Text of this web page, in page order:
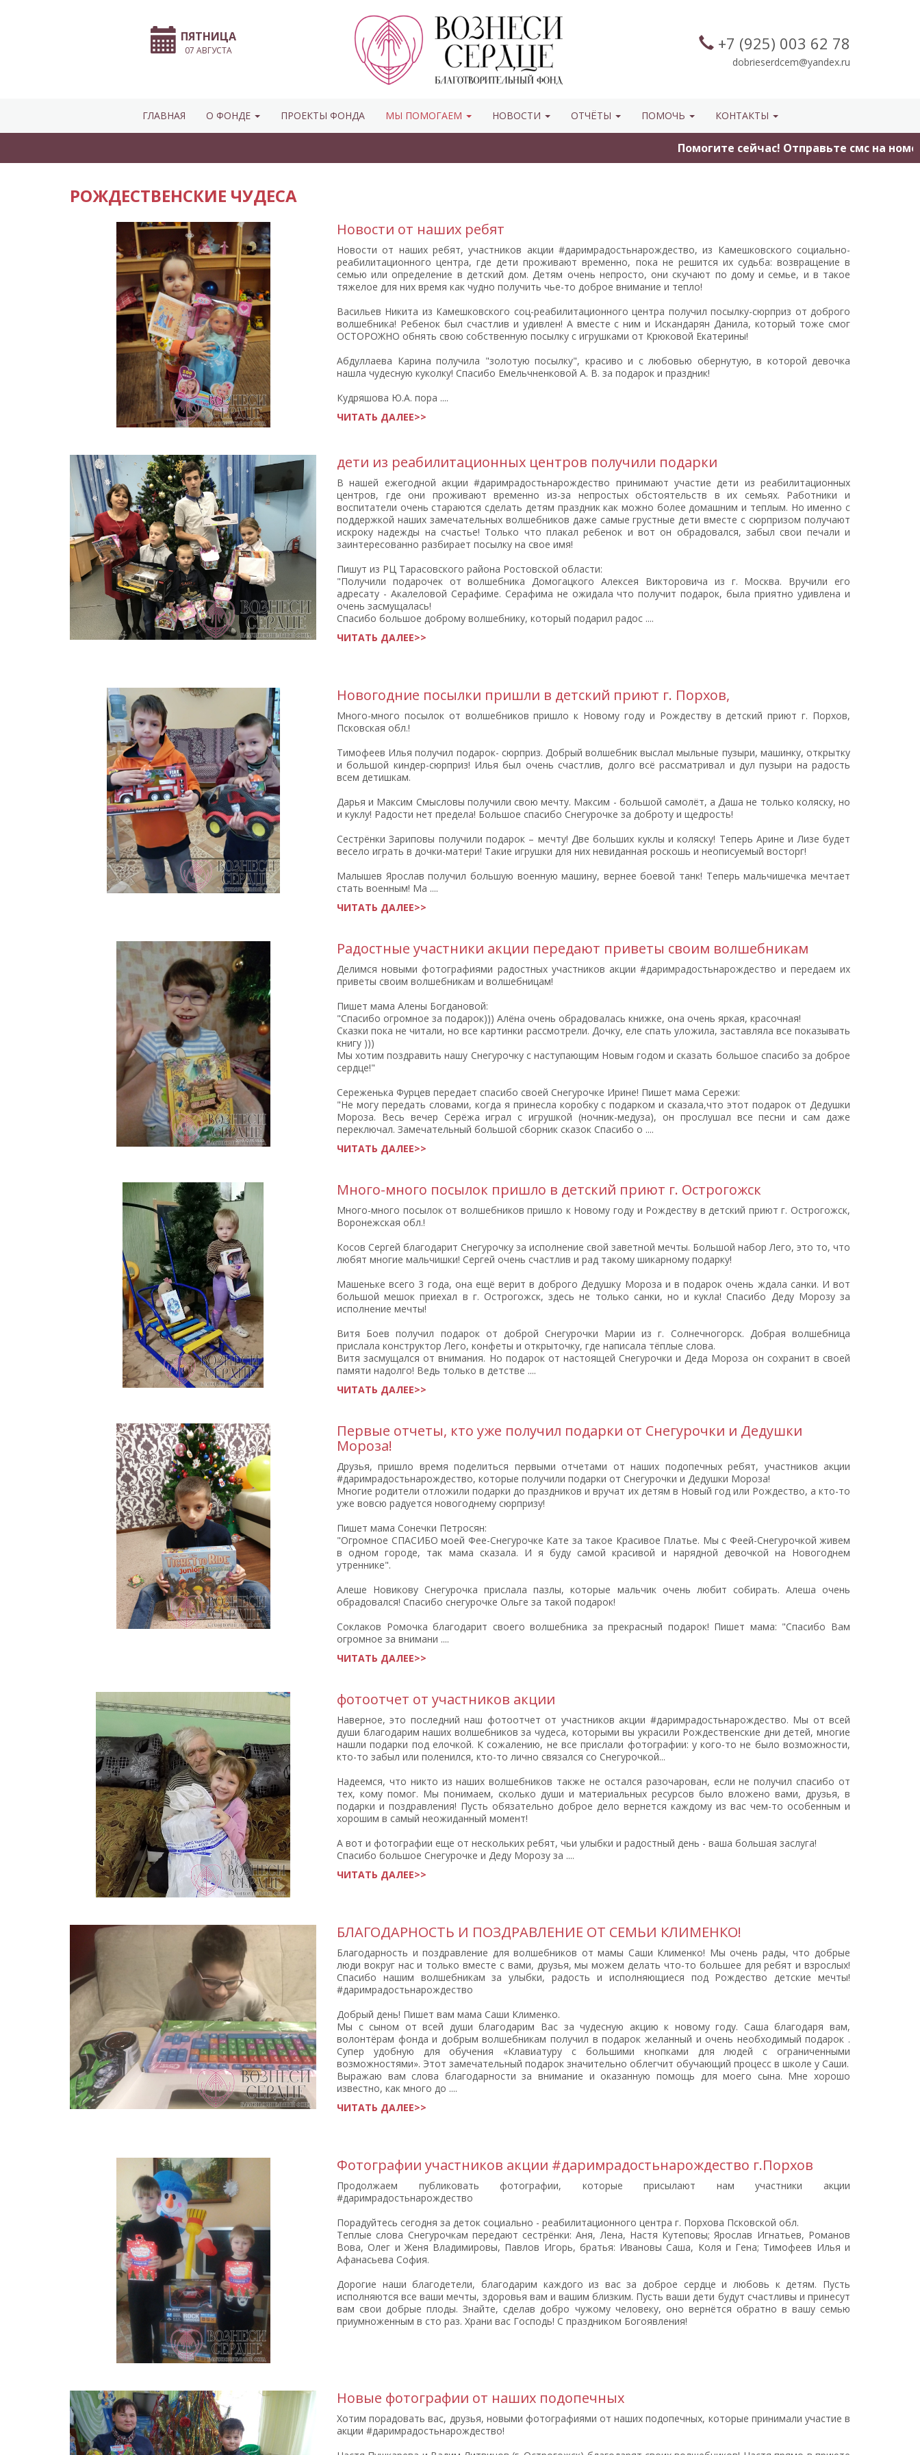
ПЯТНИЦА
07 АВГУСТА +7 (925) 003 62 78
dobrieserdcem@yandex.ru
ГЛАВНАЯ О ФОНДЕ ПРОЕКТЫ ФОНДА МЫ ПОМОГАЕМ НОВОСТИ ОТЧЁТЫ ПОМОЧЬ КОНТАКТЫ
Помогите сейчас! Отправьте смс на номер
РОЖДЕСТВЕНСКИЕ ЧУДЕСА
Новости от наших ребят
Новости от наших ребят, участников акции #даримрадостьнарождество, из Камешковского социально-
реабилитационного центра, где дети проживают временно, пока не решится их судьба: возвращение в
семью или определение в детский дом. Детям очень непросто, они скучают по дому и семье, и в такое
тяжелое для них время как чудно получить чье-то доброе внимание и тепло!
Васильев Никита из Камешковского соц-реабилитационного центра получил посылку-сюрприз от доброго
волшебника! Ребенок был счастлив и удивлен! А вместе с ним и Искандарян Данила, который тоже смог
ОСТОРОЖНО обнять свою собственную посылку с игрушками от Крюковой Екатерины!
Абдуллаева Карина получила "золотую посылку", красиво и с любовью обернутую, в которой девочка
нашла чудесную куколку! Спасибо Емельчненковой А. В. за подарок и праздник!
Кудряшова Ю.А. пора ....
ЧИТАТЬ ДАЛЕЕ>>
дети из реабилитационных центров получили подарки
В нашей ежегодной акции #даримрадостьнарождество принимают участие дети из реабилитационных
центров, где они проживают временно из-за непростых обстоятельств в их семьях. Работники и
воспитатели очень стараются сделать детям праздник как можно более домашним и теплым. Но именно с
поддержкой наших замечательных волшебников даже самые грустные дети вместе с сюрпризом получают
искроку надежды на счастье! Только что плакал ребенок и вот он обрадовался, забыл свои печали и
заинтересованно разбирает посылку на свое имя!
Пишут из РЦ Тарасовского района Ростовской области:
"Получили подарочек от волшебника Домогацкого Алексея Викторовича из г. Москва. Вручили его
адресату - Акалеловой Серафиме. Серафима не ожидала что получит подарок, была приятно удивлена и
очень засмущалась!
Спасибо большое доброму волшебнику, который подарил радос ....
ЧИТАТЬ ДАЛЕЕ>>
Новогодние посылки пришли в детский приют г. Порхов,
Много-много посылок от волшебников пришло к Новому году и Рождеству в детский приют г. Порхов,
Псковская обл.!
Тимофеев Илья получил подарок- сюрприз. Добрый волшебник выслал мыльные пузыри, машинку, открытку
и большой киндер-сюрприз! Илья был очень счастлив, долго всё рассматривал и дул пузыри на радость
всем детишкам.
Дарья и Максим Смысловы получили свою мечту. Максим - большой самолёт, а Даша не только коляску, но
и куклу! Радости нет предела! Большое спасибо Снегурочке за доброту и щедрость!
Сестрёнки Зариповы получили подарок – мечту! Две больших куклы и коляску! Теперь Арине и Лизе будет
весело играть в дочки-матери! Такие игрушки для них невиданная роскошь и неописуемый восторг!
Малышев Ярослав получил большую военную машину, вернее боевой танк! Теперь мальчишечка мечтает
стать военным! Ма ....
ЧИТАТЬ ДАЛЕЕ>>
Радостные участники акции передают приветы своим волшебникам
Делимся новыми фотографиями радостных участников акции #даримрадостьнарождество и передаем их
приветы своим волшебникам и волшебницам!
Пишет мама Алены Богдановой:
"Спасибо огромное за подарок))) Алёна очень обрадовалась книжке, она очень яркая, красочная!
Сказки пока не читали, но все картинки рассмотрели. Дочку, еле спать уложила, заставляла все показывать
книгу )))
Мы хотим поздравить нашу Снегурочку с наступающим Новым годом и сказать большое спасибо за доброе
сердце!"
Сереженька Фурцев передает спасибо своей Снегурочке Ирине! Пишет мама Сережи:
"Не могу передать словами, когда я принесла коробку с подарком и сказала,что этот подарок от Дедушки
Мороза. Весь вечер Серёжа играл с игрушкой (ночник-медуза), он прослушал все песни и сам даже
переключал. Замечательный большой сборник сказок Спасибо о ....
ЧИТАТЬ ДАЛЕЕ>>
Много-много посылок пришло в детский приют г. Острогожск
Много-много посылок от волшебников пришло к Новому году и Рождеству в детский приют г. Острогожск,
Воронежская обл.!
Косов Сергей благодарит Снегурочку за исполнение свой заветной мечты. Большой набор Лего, это то, что
любят многие мальчишки! Сергей очень счастлив и рад такому шикарному подарку!
Машеньке всего 3 года, она ещё верит в доброго Дедушку Мороза и в подарок очень ждала санки. И вот
большой мешок приехал в г. Острогожск, здесь не только санки, но и кукла! Спасибо Деду Морозу за
исполнение мечты!
Витя Боев получил подарок от доброй Снегурочки Марии из г. Солнечногорск. Добрая волшебница
прислала конструктор Лего, конфеты и открыточку, где написала тёплые слова.
Витя засмущался от внимания. Но подарок от настоящей Снегурочки и Деда Мороза он сохранит в своей
памяти надолго! Ведь только в детстве ....
ЧИТАТЬ ДАЛЕЕ>>
Первые отчеты, кто уже получил подарки от Снегурочки и Дедушки
Мороза!
Друзья, пришло время поделиться первыми отчетами от наших подопечных ребят, участников акции
#даримрадостьнарождество, которые получили подарки от Снегурочки и Дедушки Мороза!
Многие родители отложили подарки до праздников и вручат их детям в Новый год или Рождество, а кто-то
уже вовсю радуется новогоднему сюрпризу!
Пишет мама Сонечки Петросян:
"Огромное СПАСИБО моей Фее-Снегурочке Кате за такое Красивое Платье. Мы с Феей-Снегурочкой живем
в одном городе, так мама сказала. И я буду самой красивой и нарядной девочкой на Новогоднем
утреннике".
Алеше Новикову Снегурочка прислала пазлы, которые мальчик очень любит собирать. Алеша очень
обрадовался! Спасибо снегурочке Ольге за такой подарок!
Соклаков Ромочка благодарит своего волшебника за прекрасный подарок! Пишет мама: "Спасибо Вам
огромное за внимани ....
ЧИТАТЬ ДАЛЕЕ>>
фотоотчет от участников акции
Наверное, это последний наш фотоотчет от участников акции #даримрадостьнарождество. Мы от всей
души благодарим наших волшебников за чудеса, которыми вы украсили Рождественские дни детей, многие
нашли подарки под елочкой. К сожалению, не все прислали фотографии: у кого-то не было возможности,
кто-то забыл или поленился, кто-то лично связался со Снегурочкой...
Надеемся, что никто из наших волшебников также не остался разочарован, если не получил спасибо от
тех, кому помог. Мы понимаем, сколько души и материальных ресурсов было вложено вами, друзья, в
подарки и поздравления! Пусть обязательно доброе дело вернется каждому из вас чем-то особенным и
хорошим в самый неожиданный момент!
А вот и фотографии еще от нескольких ребят, чьи улыбки и радостный день - ваша большая заслуга!
Спасибо большое Снегурочке и Деду Морозу за ....
ЧИТАТЬ ДАЛЕЕ>>
БЛАГОДАРНОСТЬ И ПОЗДРАВЛЕНИЕ ОТ СЕМЬИ КЛИМЕНКО!
Благодарность и поздравление для волшебников от мамы Саши Клименко! Мы очень рады, что добрые
люди вокруг нас и только вместе с вами, друзья, мы можем делать что-то большее для ребят и взрослых!
Спасибо нашим волшебникам за улыбки, радость и исполняющиеся под Рождество детские мечты!
#даримрадостьнарождество
Добрый день! Пишет вам мама Саши Клименко.
Мы с сыном от всей души благодарим Вас за чудесную акцию к новому году. Саша благодаря вам,
волонтёрам фонда и добрым волшебникам получил в подарок желанный и очень необходимый подарок .
Супер удобную для обучения «Клавиатуру с большими кнопками для людей с ограниченными
возможностями». Этот замечательный подарок значительно облегчит обучающий процесс в школе у Саши.
Выражаю вам слова благодарности за внимание и оказанную помощь для моего сына. Мне хорошо
известно, как много до ....
ЧИТАТЬ ДАЛЕЕ>>
Фотографии участников акции #даримрадостьнарождество г.Порхов
Продолжаем публиковать фотографии, которые присылают нам участники акции
#даримрадостьнарождество
Порадуйтесь сегодня за деток социально - реабилитационного центра г. Порхова Псковской обл.
Теплые слова Снегурочкам передают сестрёнки: Аня, Лена, Настя Кутеповы; Ярослав Игнатьев, Романов
Вова, Олег и Женя Владимировы, Павлов Игорь, братья: Ивановы Саша, Коля и Гена; Тимофеев Илья и
Афанасьева София.
Дорогие наши благодетели, благодарим каждого из вас за доброе сердце и любовь к детям. Пусть
исполняются все ваши мечты, здоровья вам и вашим близким. Пусть ваши дети будут счастливы и принесут
вам свои добрые плоды. Знайте, сделав добро чужому человеку, оно вернётся обратно в вашу семью
приумноженным в сто раз. Храни вас Господь! С праздником Богоявления!
Новые фотографии от наших подопечных
Хотим порадовать вас, друзья, новыми фотографиями от наших подопечных, которые принимали участие в
акции #даримрадостьнарождество!